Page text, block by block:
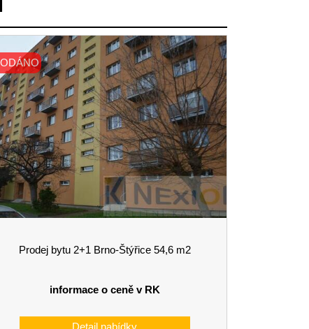
Prodej bytu 2+1 Brno-Štýřice 54,6 m2
informace o ceně v RK